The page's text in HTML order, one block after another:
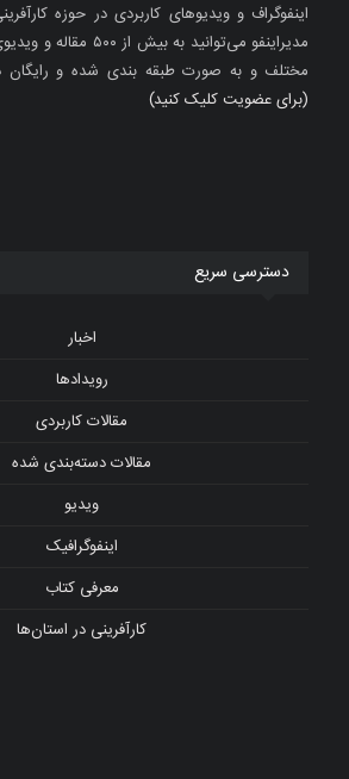
اینفوگراف و ویدیوهای کاربردی در حوزه
مدیراینفو می‌توانید به
مختلف و به صورت طبقه بندی شده و رایگان
(برای عضویت کلیک کنید)
دسترسی سریع
اخبار
رویدادها
مقالات کاربردی
مقالات دسته‌بندی شده
ویدیو
اینفوگرافیک
معرفی کتاب
کارآفرینی در استان‌ها